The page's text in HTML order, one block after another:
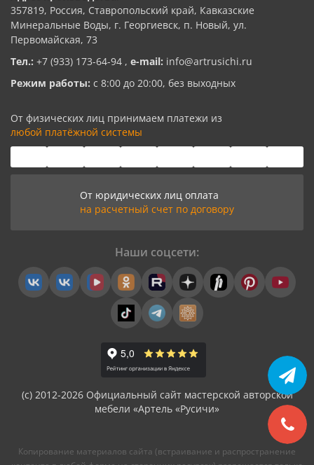
357819, Россия, Ставропольский край, Кавказские
Минеральные Воды, г. Георгиевск, п. Новый, ул.
Первомайская, 73
Тел.: +7 (933) 173-64-94 , e-mail: info@artrusichi.ru
Режим работы: с 8:00 до 20:00, без выходных
От физических лиц принимаем платежи из
любой платёжной системы
От юридических лиц оплата
на расчетный счет по договору
(с) 2012-2026 Официальный сайт мастерской авторской
мебели «Артель «Русичи»
Наши соцсети:
Копирование материалов сайта (встраивание и распространение